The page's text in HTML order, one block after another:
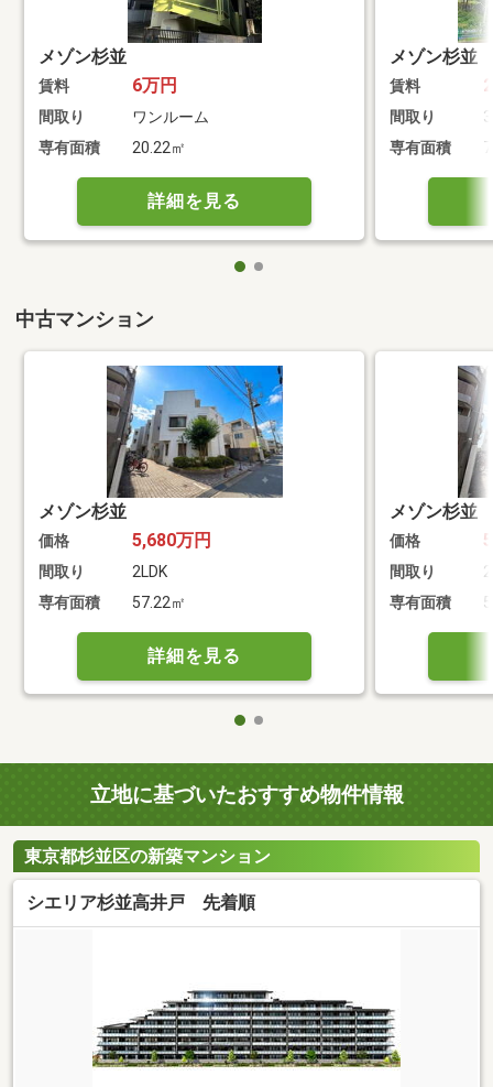
メゾン杉並
賃料 6万円
間取り
ワンルーム
専有面積
20.22㎡
詳細を見る
メゾン杉並
賃料
間取り
専有面積
中古マンション
メゾン杉並
価格 5,680万円
間取り
2LDK
専有面積
57.22㎡
詳細を見る
メゾン杉並
価格
間取り
専有面積
立地に基づいたおすすめ物件情報
東京都杉並区の新築マンション
シエリア杉並高井戸 先着順